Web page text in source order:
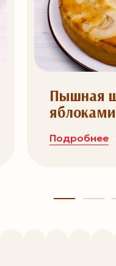
Пышная
яблоками
Подробнее